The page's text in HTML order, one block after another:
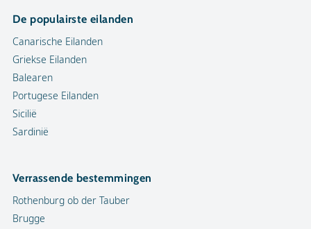
De populairste eilanden
Canarische Eilanden
Griekse Eilanden
Balearen
Portugese Eilanden
Sicilië
Sardinië
Verrassende bestemmingen
Rothenburg ob der Tauber
Brugge